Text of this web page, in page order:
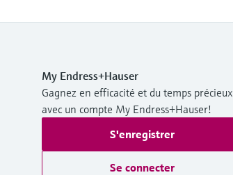
My Endress+Hauser
Gagnez en efficacité et du temps précieux
avec un compte My Endress+Hauser!
S'enregistrer
Se connecter